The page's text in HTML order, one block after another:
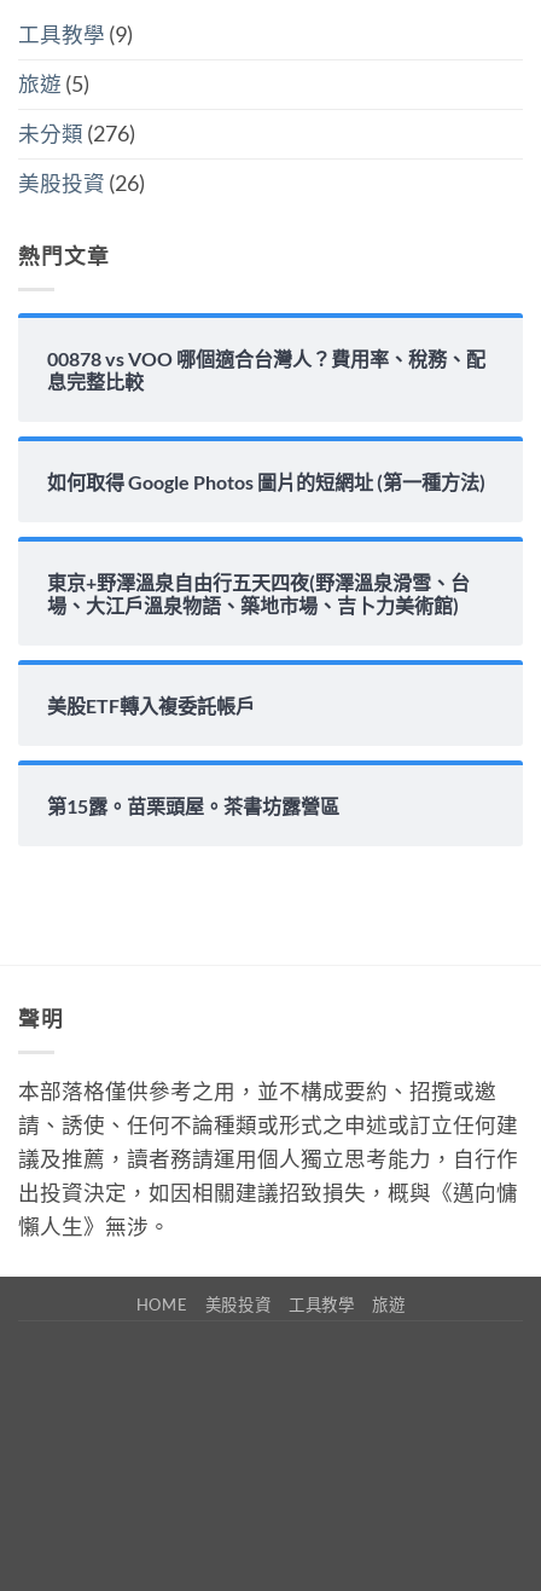
隱
藏
彈〉
中
該
怎
選〉
中
準
位
息
力
完
中
工具教學 (9)
旅遊 (5)
未分類 (276)
美股投資 (26)
熱門文章
00878 vs VOO 哪個適合台灣人？費用率、稅務、配
息完整比較
如何取得 Google Photos 圖片的短網址 (第一種方法)
東京+野澤溫泉自由行五天四夜(野澤溫泉滑雪、台
場、大江戶溫泉物語、築地市場、吉卜力美術館)
美股ETF轉入複委託帳戶
第15露。苗栗頭屋。茶書坊露營區
聲明
本部落格僅供參考之用，並不構成要約、招攬或邀
請、誘使、任何不論種類或形式之申述或訂立任何建
議及推薦，讀者務請運用個人獨立思考能力，自行作
出投資決定，如因相關建議招致損失，概與《邁向慵
懶人生》無涉。
HOME 美股投資 工具教學 旅遊